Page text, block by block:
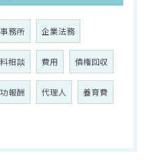
務所 企業法務
相談 費用 債権回収
報酬 代理人 養育費